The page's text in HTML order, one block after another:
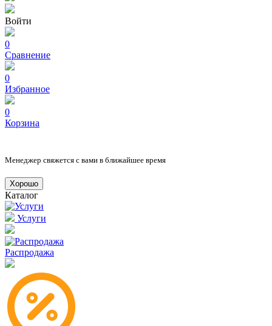
Войти
0
Сравнение
0
Избранное
0
Корзина
Менеджер свяжется с вами в ближайшее время
Хорошо
Каталог
Услуги
Распродажа